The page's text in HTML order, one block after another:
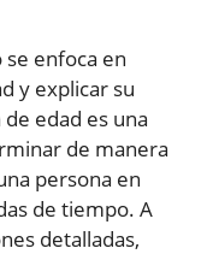
enfoca en
y explicar su
edad es una
de manera
persona en
de tiempo. A
detalladas,